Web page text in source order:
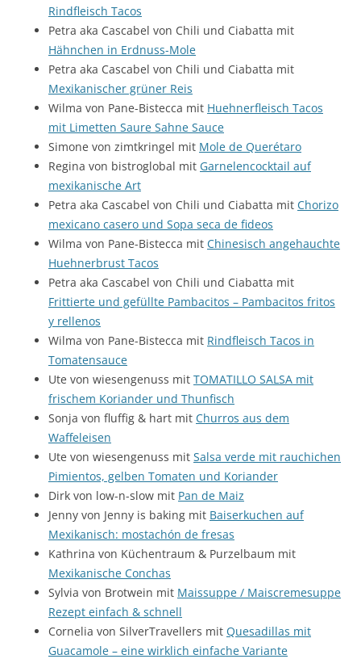
Rindfleisch Tacos
Petra aka Cascabel von Chili und Ciabatta mit
Hähnchen in Erdnuss-Mole
Petra aka Cascabel von Chili und Ciabatta mit
Mexikanischer grüner Reis
Wilma von Pane-Bistecca mit Huehnerfleisch Tacos
mit Limetten Saure Sahne Sauce
Simone von zimtkringel mit Mole de Querétaro
Regina von bistroglobal mit Garnelencocktail auf
mexikanische Art
Petra aka Cascabel von Chili und Ciabatta mit Chorizo
mexicano casero und Sopa seca de fideos
Wilma von Pane-Bistecca mit Chinesisch angehauchte
Huehnerbrust Tacos
Petra aka Cascabel von Chili und Ciabatta mit
Frittierte und gefüllte Pambacitos – Pambacitos fritos
y rellenos
Wilma von Pane-Bistecca mit Rindfleisch Tacos in
Tomatensauce
Ute von wiesengenuss mit TOMATILLO SALSA mit
frischem Koriander und Thunfisch
Sonja von fluffig & hart mit Churros aus dem
Waffeleisen
Ute von wiesengenuss mit Salsa verde mit rauchichen
Pimientos, gelben Tomaten und Koriander
Dirk von low-n-slow mit Pan de Maiz
Jenny von Jenny is baking mit Baiserkuchen auf
Mexikanisch: mostachón de fresas
Kathrina von Küchentraum & Purzelbaum mit
Mexikanische Conchas
Sylvia von Brotwein mit Maissuppe / Maiscremesuppe
Rezept einfach & schnell
Cornelia von SilverTravellers mit Quesadillas mit
Guacamole – eine wirklich einfache Variante